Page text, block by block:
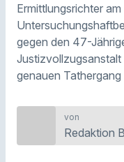
Ermittlungsrichter
gegen den 47-
Justizvollzugsanstalt
genauen Tathergang
von
Redaktion